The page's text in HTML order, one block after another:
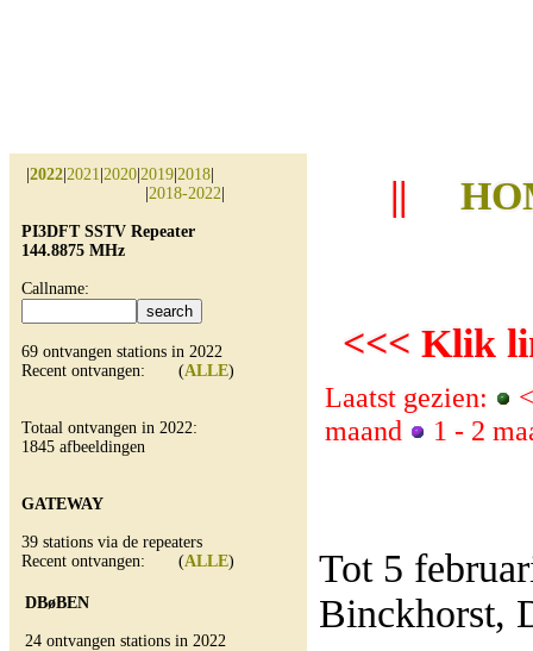
2022 2021 2020 2019 2018
2018-2022
PI3DFT SSTV Repeater
144.8875 MHz
Callname:
69 ontvangen stations in 2022
Recent ontvangen: (ALLE)
Totaal ontvangen in 2022:
1845 afbeeldingen
GATEWAY
39 stations via de repeaters
Recent ontvangen: (ALLE)
DBøBEN
24 ontvangen stations in 2022
||
<<< Klik
Laatst gezien:
maand
1 - 2
Tot 5
Binckhorst,